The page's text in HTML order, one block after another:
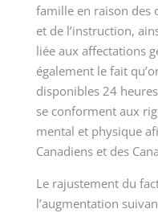
famille en raison des
et de l’instruction,
liée aux affectations
également le fait
disponibles 24 heures
se conforment aux
mental et physique
Canadiens et des
Le rajustement du
l’augmentation